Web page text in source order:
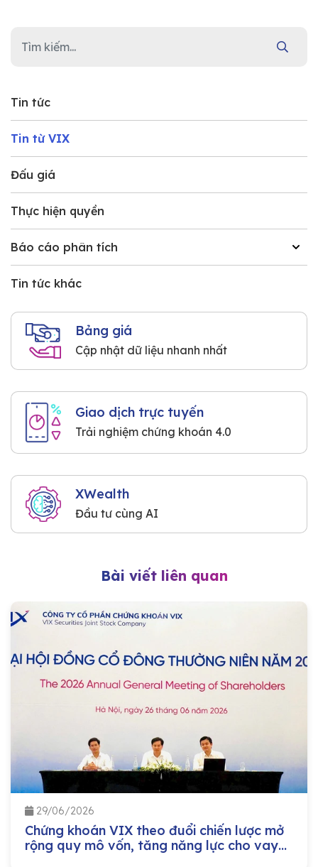
Tin tức
Tin từ VIX
Đấu giá
Thực hiện quyền
Báo cáo phân tích
Tin tức khác
Bảng giá
Cập nhật dữ liệu nhanh nhất
Giao dịch trực tuyến
Trải nghiệm chứng khoán 4.0
XWealth
Đầu tư cùng AI
Bài viết liên quan
29/06/2026
Chứng khoán VIX theo đuổi chiến lược mở
rộng quy mô vốn, tăng năng lực cho vay